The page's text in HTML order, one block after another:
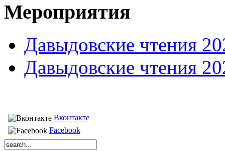
Мероприятия
Давыдовские чтения
Давыдовские чтения
Вконтакте
Facebook